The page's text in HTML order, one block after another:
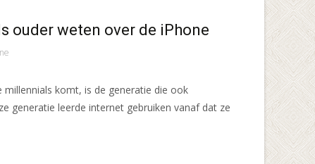
ouder weten over de iPhone
millennials komt, is de generatie die ook
generatie leerde internet gebruiken vanaf dat ze